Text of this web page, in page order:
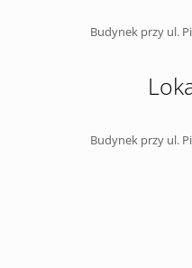
Budynek przy ul.
Budynek przy ul.